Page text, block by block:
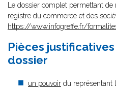
Le dossier complet permettant
registre du commerce et des
https://www.infogreffe.fr/
Pièces
dossier
un pouvoir du représentant